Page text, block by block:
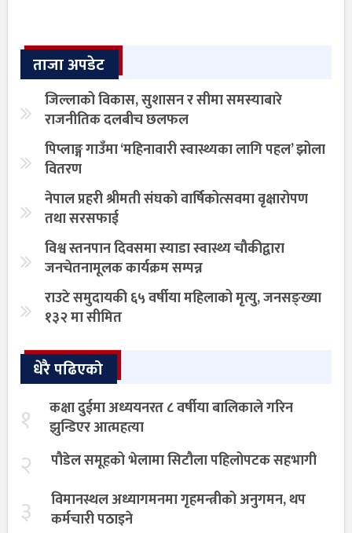
ताजा अपडेट
जिल्लाको विकास, सुशासन र सीमा समस्याबारे
राजनीतिक दलबीच छलफल
पिप्लाङ्ग गाउँमा ‘महिनावारी स्वास्थ्यका लागि पहल’ झोला
वितरण
नेपाल प्रहरी श्रीमती संघको वार्षिकोत्सवमा वृक्षारोपण
तथा सरसफाई
विश्व स्तनपान दिवसमा स्याडा स्वास्थ्य चौकीद्वारा
जनचेतनामूलक कार्यक्रम सम्पन्न
राउटे समुदायकी ६५ वर्षीया महिलाको मृत्यु, जनसङ्ख्या
१३२ मा सीमित
धेरै पढिएको
१
कक्षा दुईमा अध्ययनरत ८ वर्षीया बालिकाले गरिन
झुन्डिएर आत्महत्या
२ पौडेल समूहको भेलामा सिटौला पहिलोपटक सहभागी
३
विमानस्थल अध्यागमनमा गृहमन्त्रीको अनुगमन, थप
कर्मचारी पठाइने